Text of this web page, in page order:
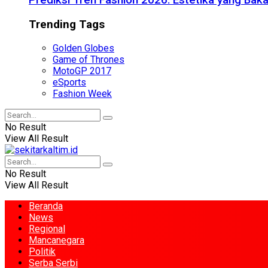
Trending Tags
Golden Globes
Game of Thrones
MotoGP 2017
eSports
Fashion Week
No Result
View All Result
No Result
View All Result
Beranda
News
Regional
Mancanegara
Politik
Serba Serbi